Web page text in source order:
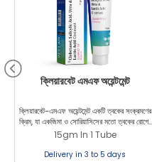
ক্লিয়ারবেট এমএফ অয়েন্টমেন্ট
ক্লিয়ারবেট-এমএফ অয়েন্টমেন্ট একটি ত্বকের সংক্রমণের
ক্রিম, যা একজিমা ও সোরিয়াসিসের মতো ত্বকের রোগের
চিকিৎসায় ব্যবহৃত হয়। এটি লালচে ভাব, চুলকানি ও
ফোলাভাব থেকে আরাম পেতে সাহায্য করে। এটি মৃত ত্বক
কোষ দূর করে এবং ত্বক নরম করতে সাহায্য করে। জীল্যাব
15gm In 1 Tube
Delivery in 3 to 5 days